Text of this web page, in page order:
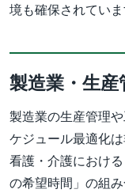
境も確保されていま
製造業・生
製造業の生産管理
ケジュール最適化
看護・介護におけ
の希望時間」の組